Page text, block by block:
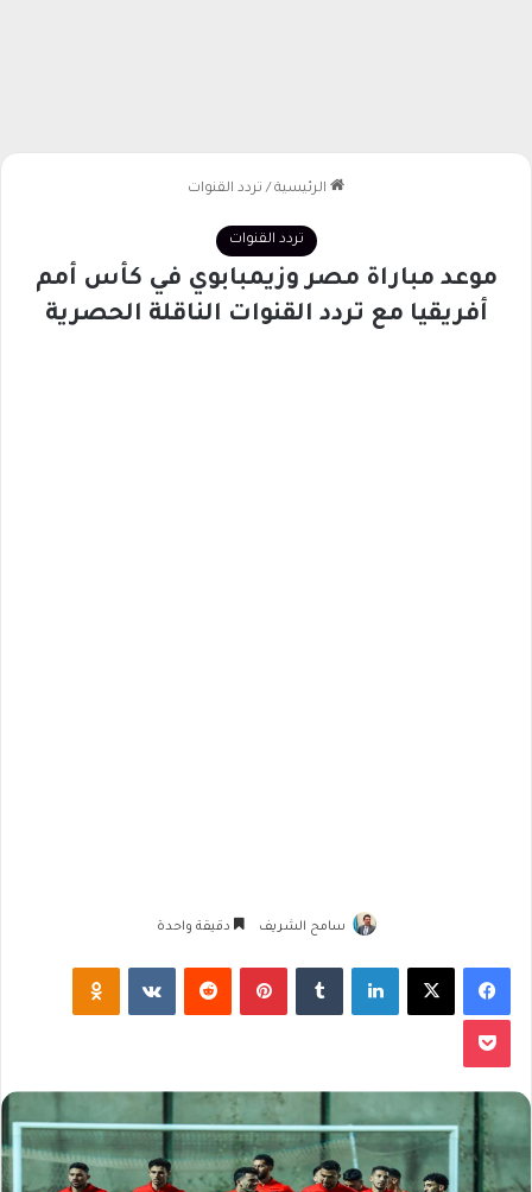
الرئيسية / تردد القنوات
تردد القنوات
موعد مباراة مصر وزيمبابوي في كأس أمم
أفريقيا مع تردد القنوات الناقلة الحصرية
سامح الشريف دقيقة واحدة
فيسبوك لينكدإن بينتيريست